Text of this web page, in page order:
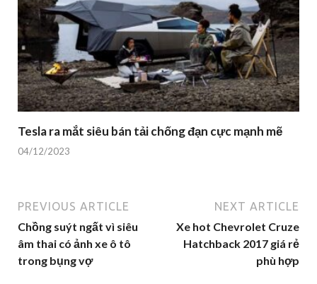
Tesla ra mắt siêu bán tải chống đạn cực mạnh mẽ
04/12/2023
PREVIOUS ARTICLE
Chồng suýt ngất vì siêu
âm thai có ảnh xe ô tô
trong bụng vợ
NEXT ARTICLE
Xe hot Chevrolet Cruze
Hatchback 2017 giá rẻ
phù hợp